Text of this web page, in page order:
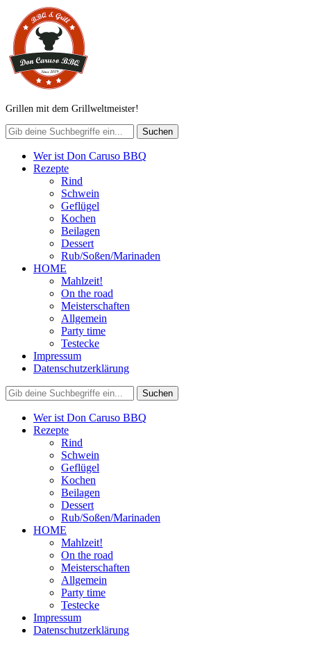
Grillen mit dem Grillweltmeister!
Wer ist Don Caruso BBQ
Rezepte
Rind
Schwein
Geflügel
Kochen
Beilagen
Dessert
Rub/Soßen/Marinaden
HOME
Mahlzeit!
On the road
Meisterschaften
Allgemein
Party time
Testecke
Impressum
Datenschutzerklärung
Wer ist Don Caruso BBQ
Rezepte
Rind
Schwein
Geflügel
Kochen
Beilagen
Dessert
Rub/Soßen/Marinaden
HOME
Mahlzeit!
On the road
Meisterschaften
Allgemein
Party time
Testecke
Impressum
Datenschutzerklärung